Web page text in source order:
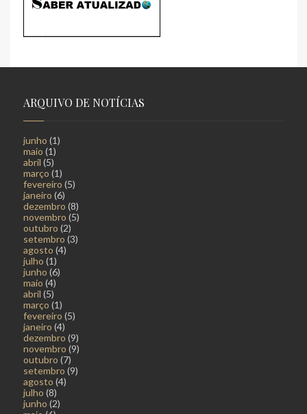
ARQUIVO DE NOTÍCIAS
junho (1)
maio (1)
abril (5)
março (1)
fevereiro (5)
janeiro (6)
dezembro (8)
novembro (5)
outubro (2)
setembro (3)
agosto (4)
julho (1)
junho (6)
maio (4)
abril (5)
março (1)
fevereiro (5)
janeiro (4)
dezembro (9)
novembro (9)
outubro (7)
setembro (9)
agosto (4)
julho (8)
junho (2)